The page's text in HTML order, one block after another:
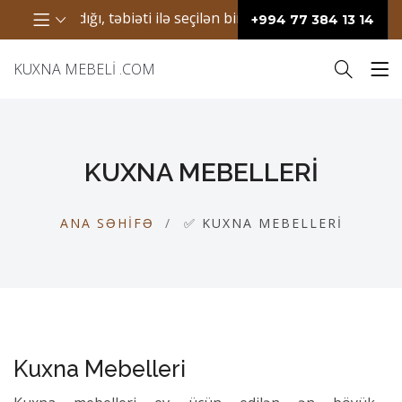
ilə seçilən bir ərazidir. Bura həm gözəl+994 77 384 13 14
KUXNA MEBELI .COM
KUXNA MEBELLERI
ANA SƏHIFƏ ✅ KUXNA MEBELLERI
Kuxna Mebelleri